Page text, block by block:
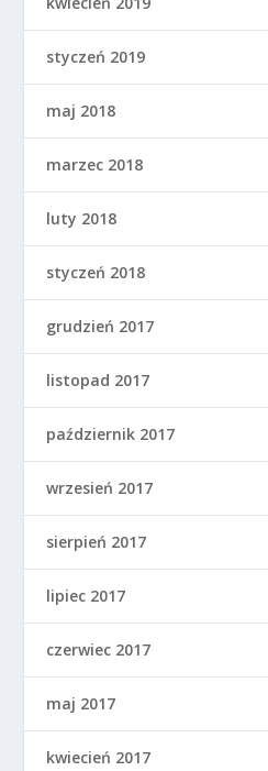
styczeń 2019
maj 2018
marzec 2018
luty 2018
styczeń 2018
grudzień 2017
listopad 2017
październik 2017
wrzesień 2017
sierpień 2017
lipiec 2017
czerwiec 2017
maj 2017
kwiecień 2017